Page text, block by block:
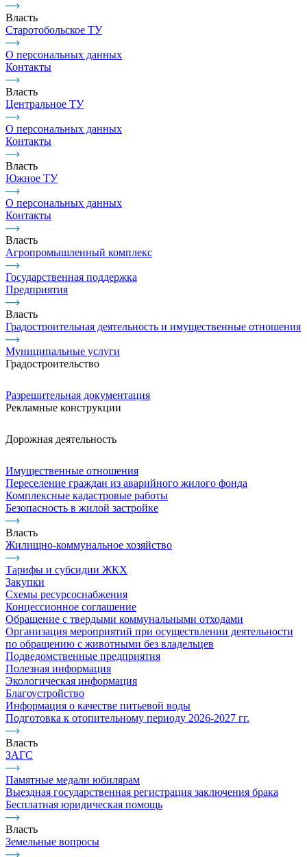
Власть
Старотобольское ТУ
О персональных данных
Контакты
Власть
Центральное ТУ
О персональных данных
Контакты
Власть
Южное ТУ
О персональных данных
Контакты
Власть
Агропромышленный комплекс
Государственная поддержка
Предприятия
Власть
Градостроительная деятельность и имущественные отношения
Муниципальные услуги
Градостроительство
Разрешительная документация
Рекламные конструкции
Дорожная деятельность
Имущественные отношения
Переселение граждан из аварийного жилого фонда
Комплексные кадастровые работы
Безопасность в жилой застройке
Власть
Жилищно-коммунальное хозяйство
Тарифы и субсидии ЖКХ
Закупки
Схемы ресурсоснабжения
Концессионное соглашение
Обращение с твердыми коммунальными отходами
Организация мероприятий при осуществлении деятельности
по обращению с животными без владельцев
Подведомственные предприятия
Полезная информация
Экологическая информация
Благоустройство
Информация о качестве питьевой воды
Подготовка к отопительному периоду 2026-2027 гг.
Власть
ЗАГС
Памятные медали юбилярам
Выездная государственная регистрация заключения брака
Бесплатная юридическая помощь
Власть
Земельные вопросы